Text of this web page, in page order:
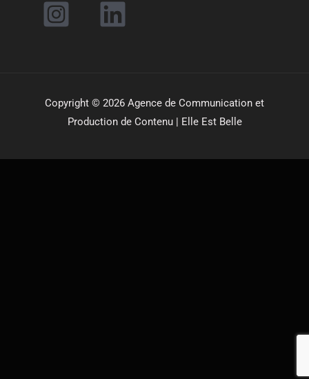
Copyright © 2026 Agence de Communication et
Production de Contenu | Elle Est Belle